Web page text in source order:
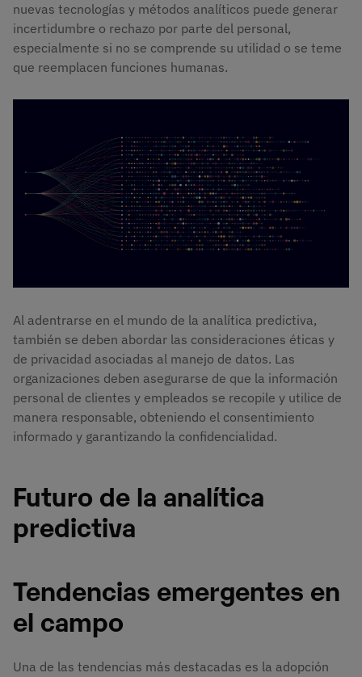
nuevas tecnologías y métodos analíticos puede generar
incertidumbre o rechazo por parte del personal,
especialmente si no se comprende su utilidad o se teme
que reemplacen funciones humanas.
Al adentrarse en el mundo de la analítica predictiva,
también se deben abordar las consideraciones éticas y
de privacidad asociadas al manejo de datos. Las
organizaciones deben asegurarse de que la información
personal de clientes y empleados se recopile y utilice de
manera responsable, obteniendo el consentimiento
informado y garantizando la confidencialidad.
Futuro de la analítica
predictiva
Tendencias emergentes en
el campo
Una de las tendencias más destacadas es la adopción